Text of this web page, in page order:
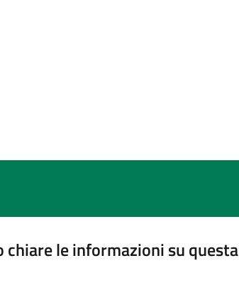
chiare le informazioni su questa